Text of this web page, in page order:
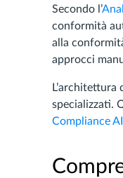
Secondo l’
conformità
alla
approcci
L’architettura
specializzati.
Compliance AI